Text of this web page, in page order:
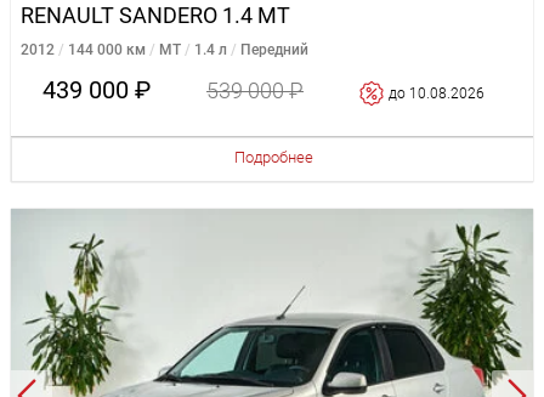
RENAULT SANDERO 1.4 MT
2012 144 000 км MT 1.4 л Передний
439 000 ₽ 539 000 ₽ до 10.08.2026
Подробнее